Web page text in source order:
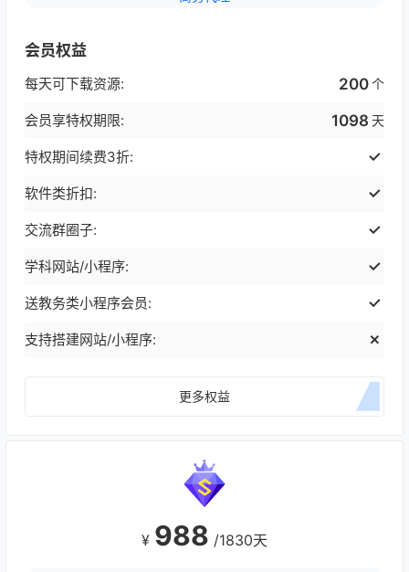
会员权益
每天可下载资源: 200个
会员享特权期限: 1098 天
特权期间续费3折:
软件类折扣:
交流群圈子:
学科网站/小程序:
送教务类小程序会员:
支持搭建网站/小程序:
更多权益
¥ 988 /1830天